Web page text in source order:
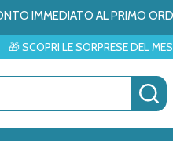
IMMEDIATO AL PRIMO
DEL MESE → ✨